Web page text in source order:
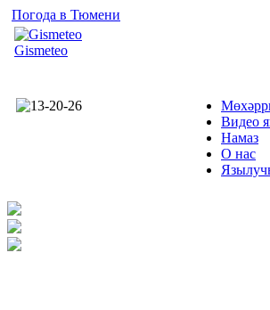
Погода в Тюмени
Gismeteo
Видео
Намаз
О нас